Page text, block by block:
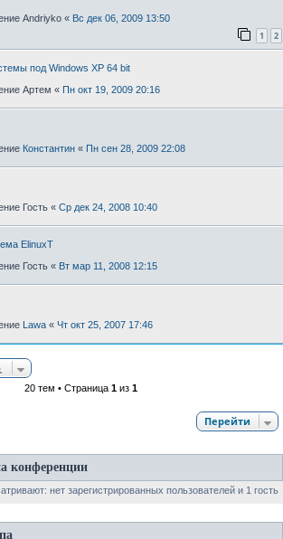
Andriyko « Вс дек 06, 2009 13:50
1 2
под Windows XP 64 bit
Артем « Пн окт 19, 2009 20:16
Константин « Пн сен 28, 2009 22:08
Гость « Ср дек 24, 2008 10:40
ElinuxT
Гость « Вт мар 11, 2008 12:15
Lawa « Чт окт 25, 2007 17:46
20 тем • Страница 1из 1
Перейти
конференции
нет зарегистрированных пользователей и 1 гость